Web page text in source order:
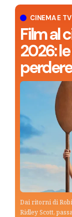
CINEMA E TV
Film al
2026:
perdere
Dai ritorni di
Ridley Scott,